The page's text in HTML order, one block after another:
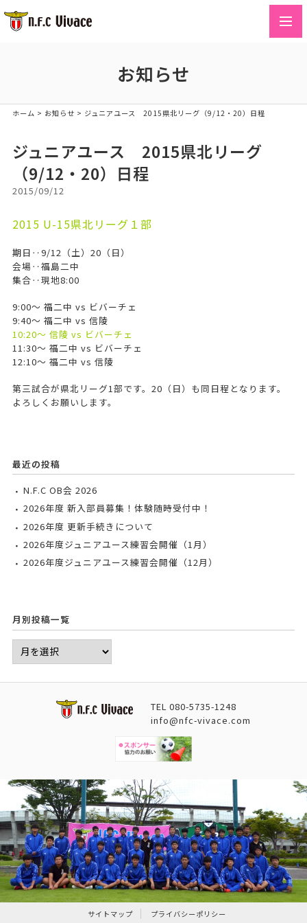
お知らせ
ホーム > お知らせ > ジュニアユース 2015県北リーグ（9/12・20）日程
ジュニアユース 2015県北リーグ
（9/12・20）日程
2015/09/12
2015 U-15県北リーグ１部
期日‥9/12（土）20（日）
会場‥福島二中
集合‥現地8:00
9:00～ 福二中 vs ビバーチェ
9:40～ 福二中 vs 信陵
10:20～ 信陵 vs ビバーチェ
11:30～ 福二中 vs ビバーチェ
12:10～ 福二中 vs 信陵
第三試合が県北リーグ1部です。20（日）も同日程となります。
よろしくお願いします。
最近の投稿
N.F.C OB会 2026
2026年度 新入部員募集！体験随時受付中！
2026年度 更新手続きについて
2026年度ジュニアユース練習会開催（1月）
2026年度ジュニアユース練習会開催（12月）
月別投稿一覧
TEL 080-5735-1248
info@nfc-vivace.com
サイトマップ プライバシーポリシー